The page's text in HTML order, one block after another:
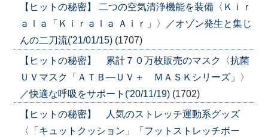
【ヒットの秘密】 二つの空気清浄機能を装備〈Ｋｉｒ
ａｌａ「Ｋｉｒａｌａ Ａｉｒ」〉／オゾン発生と集じ
んの二刀流('21/01/15) (1707)
【ヒットの秘密】 累計７０万枚販売のマスク〈抗菌
ＵＶマスク「ＡＴＢ―ＵＶ＋ ＭＡＳＫシリーズ」〉
／快適な呼吸をサポート('20/11/19) (1702)
【ヒットの秘密】 人気のストレッチ運動系グッズ
〈「キュットクッション」「フットストレッチボー